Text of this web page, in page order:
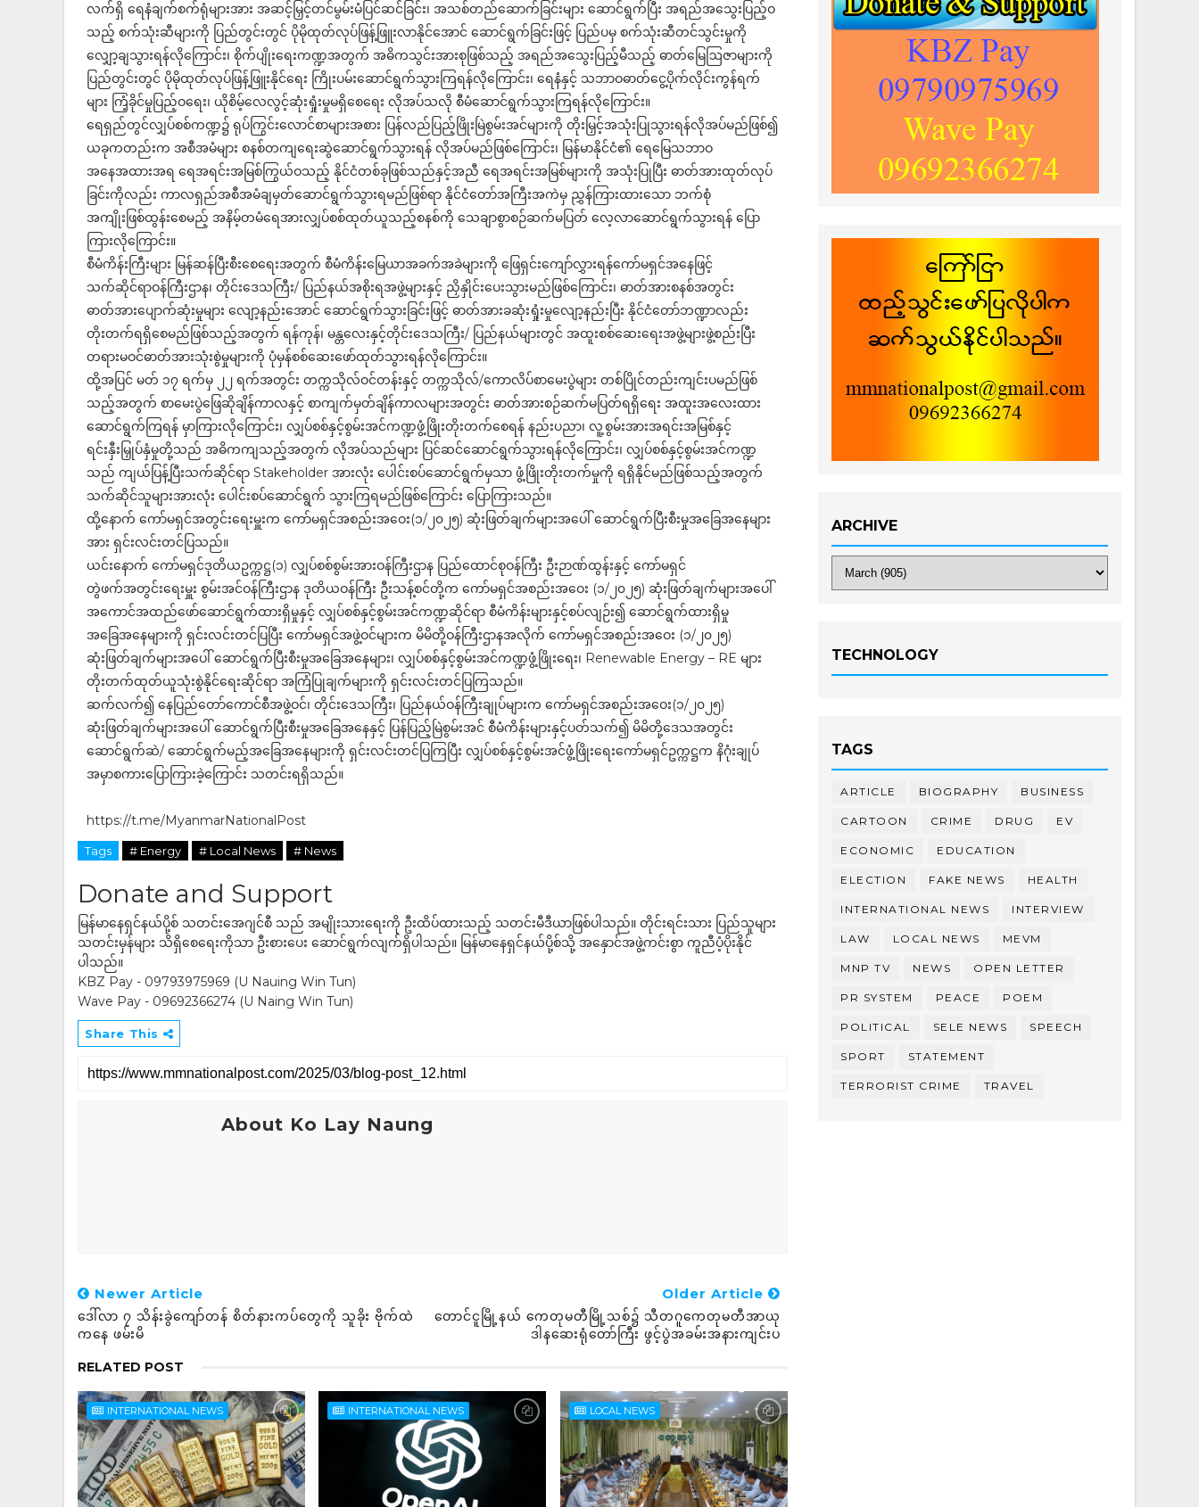
လက်ရှိ ရေနံချက်စက်ရုံများအား အဆင့်မြှင့်တင်မွမ်းမံပြင်ဆင်ခြင်း၊ အသစ်တည်ဆောက်ခြင်းများ ဆောင်ရွက်ပြီး အရည်အသွေးပြည့်ဝ
သည့် စက်သုံးဆီများကို ပြည်တွင်းတွင် ပိုမိုထုတ်လုပ်ဖြန့်ဖြူးလာနိုင်အောင် ဆောင်ရွက်ခြင်းဖြင့် ပြည်ပမှ စက်သုံးဆီတင်သွင်းမှုကို
လျှော့ချသွားရန်လိုကြောင်း၊ စိုက်ပျိုးရေးကဏ္ဍအတွက် အဓိကသွင်းအားစုဖြစ်သည့် အရည်အသွေးပြည့်မီသည့် ဓာတ်မြေဩဇာများကို
ပြည်တွင်းတွင် ပိုမိုထုတ်လုပ်ဖြန့်ဖြူးနိုင်ရေး ကြိုးပမ်းဆောင်ရွက်သွားကြရန်လိုကြောင်း၊ ရေနံနှင့် သဘာဝဓာတ်ငွေ့ပိုက်လိုင်းကွန်ရက်
များ ကြံ့ခိုင်မှုပြည့်ဝရေး၊ ယိုစိမ့်လေလွင့်ဆုံးရှုံးမှုမရှိစေရေး လိုအပ်သလို စီမံဆောင်ရွက်သွားကြရန်လိုကြောင်း။
ရေရှည်တွင်လျှပ်စစ်ကဏ္ဍ၌ ရုပ်ကြွင်းလောင်စာများအစား ပြန်လည်ပြည့်ဖြိုးမြဲစွမ်းအင်များကို တိုးမြှင့်အသုံးပြုသွားရန်လိုအပ်မည်ဖြစ်၍
ယခုကတည်းက အစီအမံများ စနစ်တကျရေးဆွဲဆောင်ရွက်သွားရန် လိုအပ်မည်ဖြစ်ကြောင်း၊ မြန်မာနိုင်ငံ၏ ရေမြေသဘာဝ
အနေအထားအရ ရေအရင်းအမြစ်ကြွယ်ဝသည့် နိုင်ငံတစ်ခုဖြစ်သည်နှင့်အညီ ရေအရင်းအမြစ်များကို အသုံးပြုပြီး ဓာတ်အားထုတ်လုပ်
ခြင်းကိုလည်း ကာလရှည်အစီအမံချမှတ်ဆောင်ရွက်သွားရမည်ဖြစ်ရာ နိုင်ငံတော်အကြီးအကဲမှ ညွှန်ကြားထားသော ဘက်စုံ
အကျိုးဖြစ်ထွန်းစေမည့် အနိမ့်တမံရေအားလျှပ်စစ်ထုတ်ယူသည့်စနစ်ကို သေချာစွာစဉ်ဆက်မပြတ် လေ့လာဆောင်ရွက်သွားရန် ပြော
ကြားလိုကြောင်း။
စီမံကိန်းကြီးများ မြန်ဆန်ပြီးစီးစေရေးအတွက် စီမံကိန်းမြေယာအခက်အခဲများကို ဖြေရှင်းကျော်လွှားရန်ကော်မရှင်အနေဖြင့်
သက်ဆိုင်ရာဝန်ကြီးဌာန၊ တိုင်းဒေသကြီး/ ပြည်နယ်အစိုးရအဖွဲ့များနှင့် ညှိနှိုင်းပေးသွားမည်ဖြစ်ကြောင်း၊ ဓာတ်အားစနစ်အတွင်း
ဓာတ်အားပျောက်ဆုံးမှုများ လျော့နည်းအောင် ဆောင်ရွက်သွားခြင်းဖြင့် ဓာတ်အားခဆုံးရှုံးမှုလျော့နည်းပြီး နိုင်ငံတော်ဘဏ္ဍာလည်း
တိုးတက်ရရှိစေမည်ဖြစ်သည့်အတွက် ရန်ကုန်၊ မန္တလေးနှင့်တိုင်းဒေသကြီး/ ပြည်နယ်များတွင် အထူးစစ်ဆေးရေးအဖွဲ့များဖွဲ့စည်းပြီး
တရားမဝင်ဓာတ်အားသုံးစွဲမှုများကို ပုံမှန်စစ်ဆေးဖော်ထုတ်သွားရန်လိုကြောင်း။
ထို့အပြင် မတ် ၁၇ ရက်မှ ၂၂ ရက်အတွင်း တက္ကသိုလ်ဝင်တန်းနှင့် တက္ကသိုလ်/ကောလိပ်စာမေးပွဲများ တစ်ပြိုင်တည်းကျင်းပမည်ဖြစ်
သည့်အတွက် စာမေးပွဲဖြေဆိုချိန်ကာလနှင့် စာကျက်မှတ်ချိန်ကာလများအတွင်း ဓာတ်အားစဉ်ဆက်မပြတ်ရရှိရေး အထူးအလေးထား
ဆောင်ရွက်ကြရန် မှာကြားလိုကြောင်း၊ လျှပ်စစ်နှင့်စွမ်းအင်ကဏ္ဍဖွံ့ဖြိုးတိုးတက်စေရန် နည်းပညာ၊ လူ့စွမ်းအားအရင်းအမြစ်နှင့်
ရင်းနှီးမြှုပ်နှံမှုတို့သည် အဓိကကျသည့်အတွက် လိုအပ်သည်များ ပြင်ဆင်ဆောင်ရွက်သွားရန်လိုကြောင်း၊ လျှပ်စစ်နှင့်စွမ်းအင်ကဏ္ဍ
သည် ကျယ်ပြန့်ပြီးသက်ဆိုင်ရာ Stakeholder အားလုံး ပေါင်းစပ်ဆောင်ရွက်မှသာ ဖွံ့ဖြိုးတိုးတက်မှုကို ရရှိနိုင်မည်ဖြစ်သည့်အတွက်
သက်ဆိုင်သူများအားလုံး ပေါင်းစပ်ဆောင်ရွက် သွားကြရမည်ဖြစ်ကြောင်း ပြောကြားသည်။
ထို့နောက် ကော်မရှင်အတွင်းရေးမှူးက ကော်မရှင်အစည်းအဝေး(၁/၂၀၂၅) ဆုံးဖြတ်ချက်များအပေါ် ဆောင်ရွက်ပြီးစီးမှုအခြေအနေများ
အား ရှင်းလင်းတင်ပြသည်။
ယင်းနောက် ကော်မရှင်ဒုတိယဥက္ကဋ္ဌ(၁) လျှပ်စစ်စွမ်းအားဝန်ကြီးဌာန ပြည်ထောင်စုဝန်ကြီး ဦးဉာဏ်ထွန်းနှင့် ကော်မရှင်
တွဲဖက်အတွင်းရေးမှူး စွမ်းအင်ဝန်ကြီးဌာန ဒုတိယဝန်ကြီး ဦးသန့်စင်တို့က ကော်မရှင်အစည်းအဝေး (၁/၂၀၂၅) ဆုံးဖြတ်ချက်များအပေါ်
အကောင်အထည်ဖော်ဆောင်ရွက်ထားရှိမှုနှင့် လျှပ်စစ်နှင့်စွမ်းအင်ကဏ္ဍဆိုင်ရာ စီမံကိန်းများနှင့်စပ်လျဉ်း၍ ဆောင်ရွက်ထားရှိမှု
အခြေအနေများကို ရှင်းလင်းတင်ပြပြီး ကော်မရှင်အဖွဲ့ဝင်များက မိမိတို့ဝန်ကြီးဌာနအလိုက် ကော်မရှင်အစည်းအဝေး (၁/၂၀၂၅)
ဆုံးဖြတ်ချက်များအပေါ် ဆောင်ရွက်ပြီးစီးမှုအခြေအနေများ၊ လျှပ်စစ်နှင့်စွမ်းအင်ကဏ္ဍဖွံ့ဖြိုးရေး၊ Renewable Energy – RE များ
တိုးတက်ထုတ်ယူသုံးစွဲနိုင်ရေးဆိုင်ရာ အကြံပြုချက်များကို ရှင်းလင်းတင်ပြကြသည်။
ဆက်လက်၍ နေပြည်တော်ကောင်စီအဖွဲ့ဝင်၊ တိုင်းဒေသကြီး၊ ပြည်နယ်ဝန်ကြီးချုပ်များက ကော်မရှင်အစည်းအဝေး(၁/၂၀၂၅)
ဆုံးဖြတ်ချက်များအပေါ် ဆောင်ရွက်ပြီးစီးမှုအခြေအနေနှင့် ပြန်ပြည့်မြဲစွမ်းအင် စီမံကိန်းများနှင့်ပတ်သက်၍ မိမိတို့ဒေသအတွင်း
ဆောင်ရွက်ဆဲ/ ဆောင်ရွက်မည့်အခြေအနေများကို ရှင်းလင်းတင်ပြကြပြီး လျှပ်စစ်နှင့်စွမ်းအင်ဖွံ့ဖြိုးရေးကော်မရှင်ဥက္ကဋ္ဌက နိဂုံးချုပ်
အမှာစကားပြောကြားခဲ့ကြောင်း သတင်းရရှိသည်။
https://t.me/MyanmarNationalPost
Tags # Energy # Local News # News
Donate and Support
မြန်မာနေရှင်နယ်ပို့စ် သတင်းအေဂျင်စီ သည် အမျိုးသားရေးကို ဦးထိပ်ထားသည့် သတင်းမီဒီယာဖြစ်ပါသည်။ တိုင်းရင်းသား ပြည်သူများ
သတင်းမှန်များ သိရှိစေရေးကိုသာ ဦးစားပေး ဆောင်ရွက်လျက်ရှိပါသည်။ မြန်မာနေရှင်နယ်ပို့စ်သို့ အနှောင်အဖွဲ့ကင်းစွာ ကူညီပံ့ပိုးနိုင်
ပါသည်။
KBZ Pay - 09793975969 (U Nauing Win Tun)
Wave Pay - 09692366274 (U Naing Win Tun)
Share This
About Ko Lay Naung
Newer Article
ဒေါ်လာ ၇ သိန်းခွဲကျော်တန် စိတ်နားကပ်တွေကို သူခိုး ဗိုက်ထဲ
ကနေ ဖမ်းမိ
Older Article
တောင်ငူမြို့နယ် ကေတုမတီမြို့သစ်၌ သီတဂူကေတုမတီအာယု
ဒါနဆေးရုံတော်ကြီး ဖွင့်ပွဲအခမ်းအနားကျင်းပ
RELATED POST
INTERNATIONAL NEWS INTERNATIONAL NEWS LOCAL NEWS
ARCHIVE
TECHNOLOGY
TAGS
ARTICLE BIOGRAPHY BUSINESS
CARTOON CRIME DRUG EV
ECONOMIC EDUCATION
ELECTION FAKE NEWS HEALTH
INTERNATIONAL NEWS INTERVIEW
LAW LOCAL NEWS MEVM
MNP TV NEWS OPEN LETTER
PR SYSTEM PEACE POEM
POLITICAL SELE NEWS SPEECH
SPORT STATEMENT
TERRORIST CRIME TRAVEL